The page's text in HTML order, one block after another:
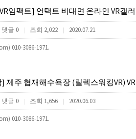
비대면 온라인 VR갤러리전시회(앱제작,VR사이버투어제작,VR컨텐츠제
댓글 0 | 조회 2,022 | 2020.07.21
010-3086-1971.
제주 협재해수욕장 (릴렉스워킹VR)
댓글 0 | 조회 1,656 | 2020.06.03
010-3086-1971.